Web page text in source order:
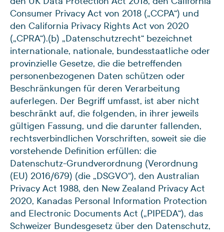
Consumer Privacy Act von 2018 („CCPA“) und
den California Privacy Rights Act von 2020
(„CPRA“).(b) „Datenschutzrecht“ bezeichnet
internationale, nationale, bundesstaatliche oder
provinzielle Gesetze, die die betreffenden
personenbezogenen Daten schützen oder
Beschränkungen für deren Verarbeitung
auferlegen. Der Begriff umfasst, ist aber nicht
beschränkt auf, die folgenden, in ihrer jeweils
gültigen Fassung, und die darunter fallenden,
rechtsverbindlichen Vorschriften, soweit sie die
vorstehende Definition erfüllen: die
Datenschutz-Grundverordnung (Verordnung
(EU) 2016/679) (die „DSGVO“), den Australian
Privacy Act 1988, den New Zealand Privacy Act
2020, Kanadas Personal Information Protection
and Electronic Documents Act („PIPEDA“), das
Schweizer Bundesgesetz über den Datenschutz,